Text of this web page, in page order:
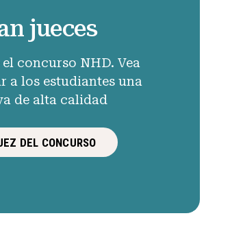
jueces
concurso NHD. Vea
a los estudiantes una
de alta calidad
DEL CONCURSO